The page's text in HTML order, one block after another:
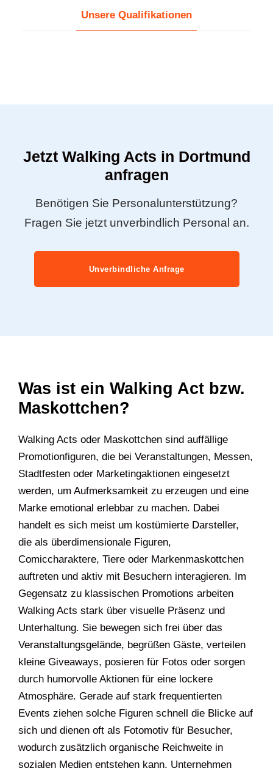
Unsere Qualifikationen
Jetzt Walking Acts in Dortmund
anfragen
Benötigen Sie Personalunterstützung?
Fragen Sie jetzt unverbindlich Personal an.
Unverbindliche Anfrage
Was ist ein Walking Act bzw.
Maskottchen?
Walking Acts oder Maskottchen sind auffällige
Promotionfiguren, die bei Veranstaltungen, Messen,
Stadtfesten oder Marketingaktionen eingesetzt
werden, um Aufmerksamkeit zu erzeugen und eine
Marke emotional erlebbar zu machen. Dabei
handelt es sich meist um kostümierte Darsteller,
die als überdimensionale Figuren,
Comiccharaktere, Tiere oder Markenmaskottchen
auftreten und aktiv mit Besuchern interagieren. Im
Gegensatz zu klassischen Promotions arbeiten
Walking Acts stark über visuelle Präsenz und
Unterhaltung. Sie bewegen sich frei über das
Veranstaltungsgelände, begrüßen Gäste, verteilen
kleine Giveaways, posieren für Fotos oder sorgen
durch humorvolle Aktionen für eine lockere
Atmosphäre. Gerade auf stark frequentierten
Events ziehen solche Figuren schnell die Blicke auf
sich und dienen oft als Fotomotiv für Besucher,
wodurch zusätzlich organische Reichweite in
sozialen Medien entstehen kann. Unternehmen